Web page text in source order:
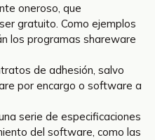
oneroso, que
gratuito. Como ejemplos
los programas shareware
de adhesión, salvo
por encargo o software a
serie de especificaciones
del software, como las